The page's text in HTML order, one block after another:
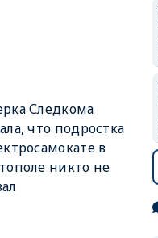
Следкома
что подростка
в
никто не